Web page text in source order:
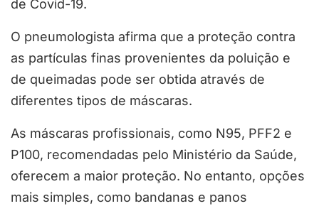
de Covid-19.
O pneumologista afirma que a proteção contra
as partículas finas provenientes da poluição e
de queimadas pode ser obtida através de
diferentes tipos de máscaras.
As máscaras profissionais, como N95, PFF2 e
P100, recomendadas pelo Ministério da Saúde,
oferecem a maior proteção. No entanto, opções
mais simples, como bandanas e panos